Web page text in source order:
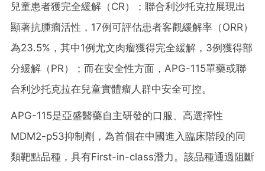
兒童患者獲完全緩解（CR）；聯合利沙托克拉展現出
顯著抗腫瘤活性，17例可評估患者客觀緩解率（ORR）
為23.5%，其中1例尤文肉瘤獲得完全緩解，3例獲得部
分緩解（PR）；而在安全性方面，APG-115單藥或聯
合利沙托克拉在兒童實體瘤人群中安全可控。
APG-115是亞盛醫藥自主研發的口服、高選擇性
MDM2-p53抑制劑，為首個在中國進入臨床階段的同
類靶點品種，具有First-in-class潛力。該品種通過阻斷